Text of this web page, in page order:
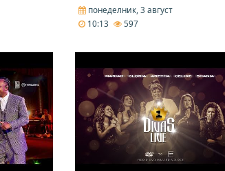
понеделник, 3 август
10:13
597